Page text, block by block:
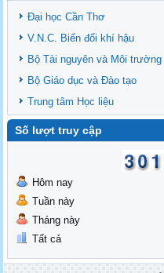
Đại học Cần Thơ
V.N.C. Biến đổi khí hậu
Bộ Tài nguyên và Môi trường
Bộ Giáo dục và Đào tạo
Trung tâm Học liệu
Số lượt truy cập
Hôm nay
Tuần này
Tháng này
Tất cả